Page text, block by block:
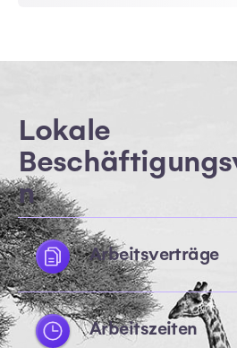
Lokale
n
Arbeitsverträge
Arbeitszeiten